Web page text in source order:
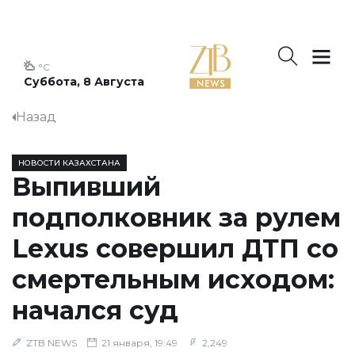
Суббота, 8 Августа
°C
Назад
НОВОСТИ КАЗАХСТАНА
Выпивший
подполковник за рулем
Lexus совершил ДТП со
смертельным исходом:
начался суд
ZTB NEWS 21 января, 19:49 2,249